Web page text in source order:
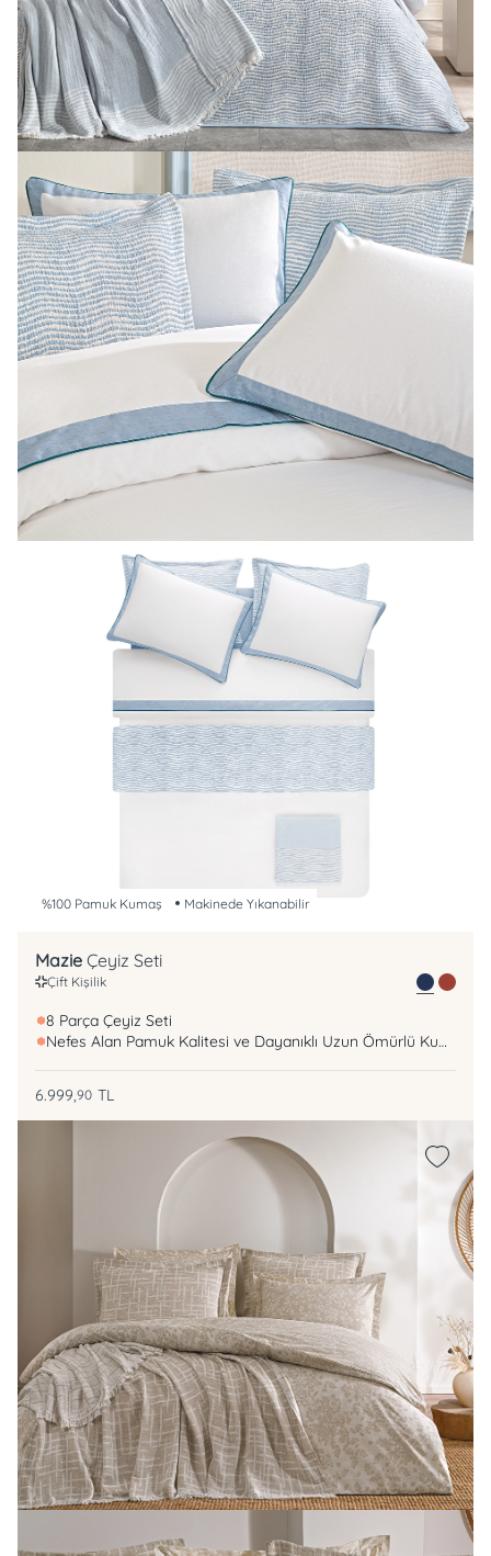
%100 Pamuk Kumaş Makinede Yıkanabilir
Mazie Çeyiz Seti
Çift Kişilik
8 Parça Çeyiz Seti
Nefes Alan Pamuk Kalitesi ve Dayanıklı Uzun Ömürlü Kumaş
6.999,90 TL